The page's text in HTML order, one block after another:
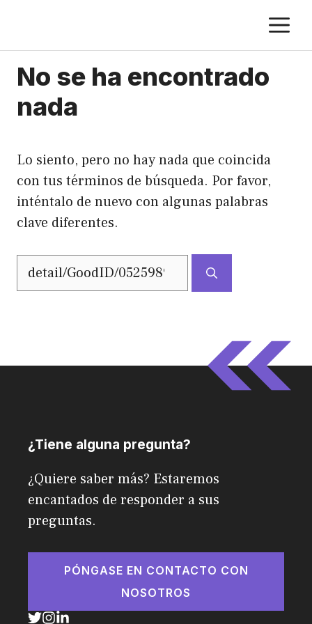
contenido
No se ha encontrado
nada
Lo siento, pero no hay nada que coincida
con tus términos de búsqueda. Por favor,
inténtalo de nuevo con algunas palabras
clave diferentes.
Buscar:
¿Tiene alguna pregunta?
¿Quiere saber más? Estaremos
encantados de responder a sus
preguntas.
PÓNGASE EN CONTACTO CON
NOSOTROS